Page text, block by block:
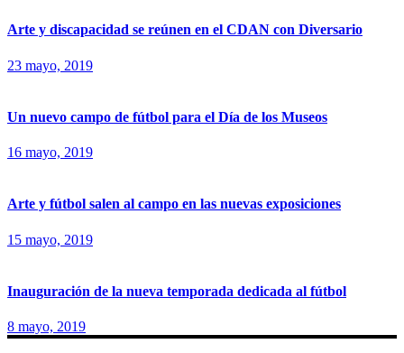
Arte y discapacidad se reúnen en el CDAN con Diversario
23 mayo, 2019
Un nuevo campo de fútbol para el Día de los Museos
16 mayo, 2019
Arte y fútbol salen al campo en las nuevas exposiciones
15 mayo, 2019
Inauguración de la nueva temporada dedicada al fútbol
8 mayo, 2019